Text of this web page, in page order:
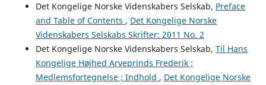
Det Kongelige Norske Videnskabers Selskab, Preface
and Table of Contents , Det Kongelige Norske
Videnskabers Selskabs Skrifter: 2011 No. 2
Det Kongelige Norske Videnskabers Selskab, Til Hans
Kongelige Højhed Arveprinds Frederik ;
Medlemsfortegnelse ; Indhold , Det Kongelige Norske